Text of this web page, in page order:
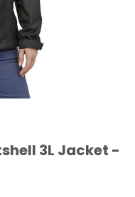
3L Jacket -